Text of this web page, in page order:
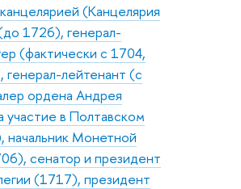
(Канцелярия
1726), генерал-
(фактически с 1704,
генерал-лейтенант (с
ордена Андрея
участие в Полтавском
Монетной
сенатор и президент
(1717), президент